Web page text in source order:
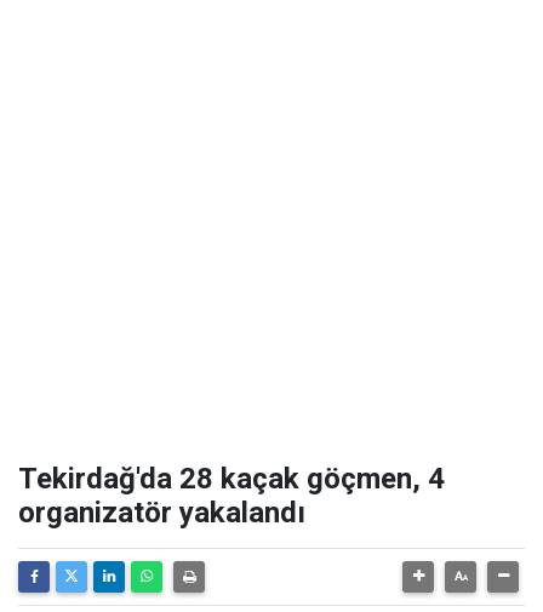
Tekirdağ'da 28 kaçak göçmen, 4
organizatör yakalandı